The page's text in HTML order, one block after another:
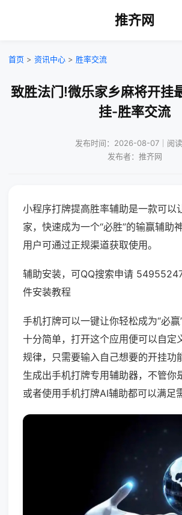
推齐网
首页 > 资讯中心 > 胜率交流
致胜法门!微乐家乡麻将开挂
挂-胜率交流
发布时间：2026-08-07｜阅
发布者：推齐网
小程序打牌提高胜率辅助是一款可以
家，快速成为一个“必胜”的输赢辅助
用户可通过正规渠道获取使用。
辅助安装，可QQ搜索申请
件安装教程
手机打牌可以一键让你轻松成为“必
十分简单，打开这个应用便可以自定
规律，只需要输入自己想要的开挂功
生成出手机打牌专用辅助器，不管你
或者使用手机打牌AI辅助都可以满足